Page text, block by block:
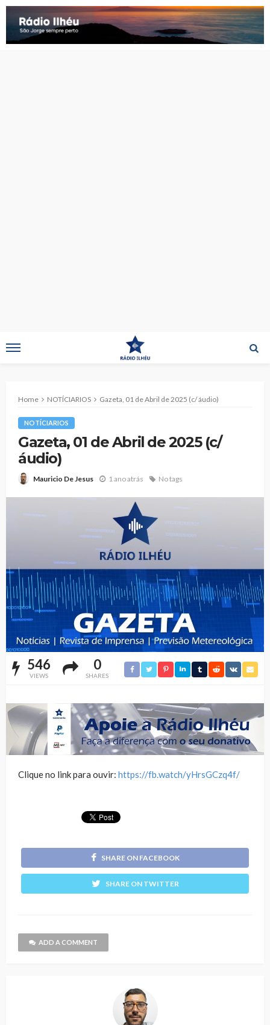
Home NOTÍCIARIOS Gazeta, 01 de Abril de 2025 (c/ áudio)
NOTÍCIARIOS
Gazeta, 01 de Abril de 2025 (c/
áudio)
Mauricio De Jesus 1 ano atrás No tags
546
VIEWS
0
SHARES
Clique no link para ouvir: https://fb.watch/yHrsGCzq4f/
SHARE ON FACEBOOK
SHARE ON TWITTER
ADD A COMMENT